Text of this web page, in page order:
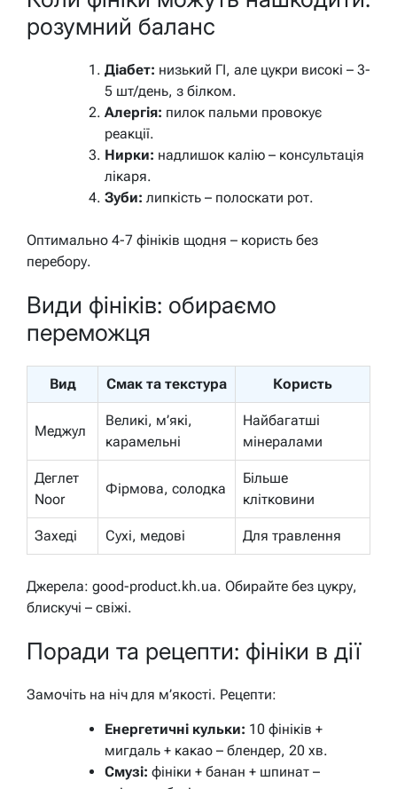
розумний баланс
Діабет: низький ГІ, але цукри високі – 3-
5 шт/день, з білком.
Алергія: пилок пальми провокує
реакції.
Нирки: надлишок калію – консультація
лікаря.
Зуби: липкість – полоскати рот.
Оптимально 4-7 фініків щодня – користь без
перебору.
Види фініків: обираємо
переможця
Вид Смак та текстура Користь
Меджул
Великі, м’які,
карамельні
Найбагатші
мінералами
Деглет
Noor
Фірмова, солодка
Більше
клітковини
Захеді Сухі, медові Для травлення
Джерела: good-product.kh.ua. Обирайте без цукру,
блискучі – свіжі.
Поради та рецепти: фініки в дії
Замочіть на ніч для м’якості. Рецепти:
Енергетичні кульки: 10 фініків +
мигдаль + какао – блендер, 20 хв.
Смузі: фініки + банан + шпинат –